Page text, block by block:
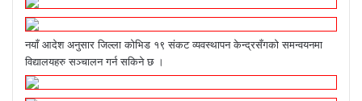
नयाँ आदेश अनुसार जिल्ला कोभिड १९ संकट व्यवस्थापन केन्द्रसँगको समन्वयनमा
विद्यालयहरु सञ्चालन गर्न सकिने छ ।